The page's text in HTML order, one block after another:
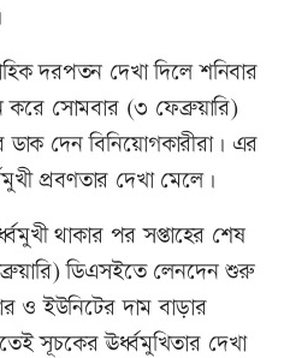
দরপতন দেখা দিলে শনিবার
করে সোমবার (৩ ফেব্রুয়ারি)
ডাক দেন বিনিয়োগকারীরা। এর
প্রবণতার দেখা মেলে।
থাকার পর সপ্তাহের শেষ
ডিএসইতে লেনদেন শুরু
ও ইউনিটের দাম বাড়ার
সূচকের ঊর্ধ্বমুখিতার দেখা